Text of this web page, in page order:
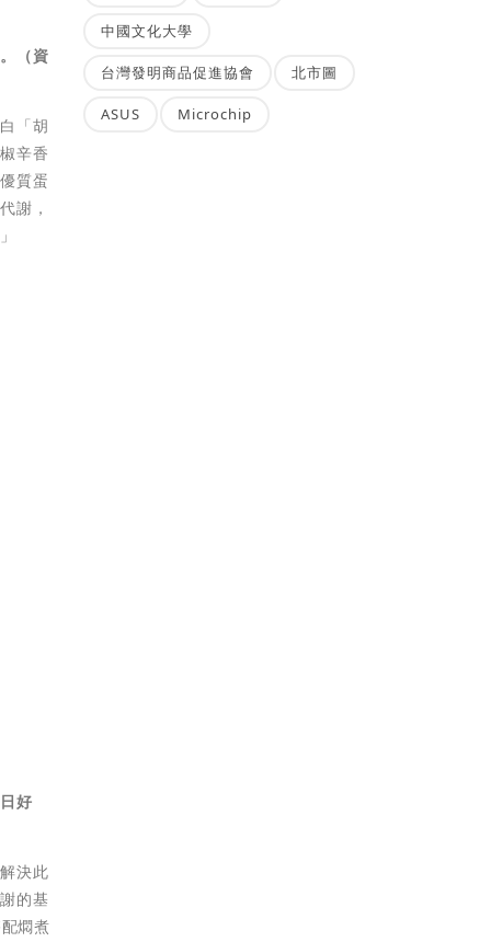
（資
「胡
辛香
質蛋
謝，
好
決此
的基
燜煮
中國文化大學
台灣發明商品促進協會 北市圖
ASUS Microchip